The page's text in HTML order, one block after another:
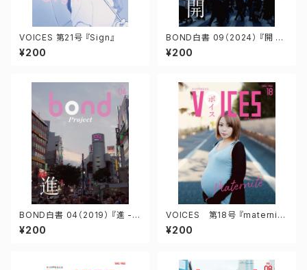
VOICES 第21号 『Sign』
¥200
BOND白書 09（2024） 『開 -
かい-』
¥200
BOND白書 04（2019） 『進 -し
ん-』
¥200
VOICES 第18号 『maternit
é』
¥200